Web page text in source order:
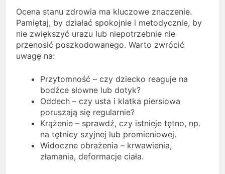
Ocena stanu zdrowia ma kluczowe znaczenie.
Pamiętaj, by działać spokojnie i metodycznie, by
nie zwiększyć urazu lub niepotrzebnie nie
przenosić poszkodowanego. Warto zwrócić
uwagę na:
Przytomność – czy dziecko reaguje na
bodźce słowne lub dotyk?
Oddech – czy usta i klatka piersiowa
poruszają się regularnie?
Krążenie – sprawdź, czy istnieje tętno, np.
na tętnicy szyjnej lub promieniowej.
Widoczne obrażenia – krwawienia,
złamania, deformacje ciała.